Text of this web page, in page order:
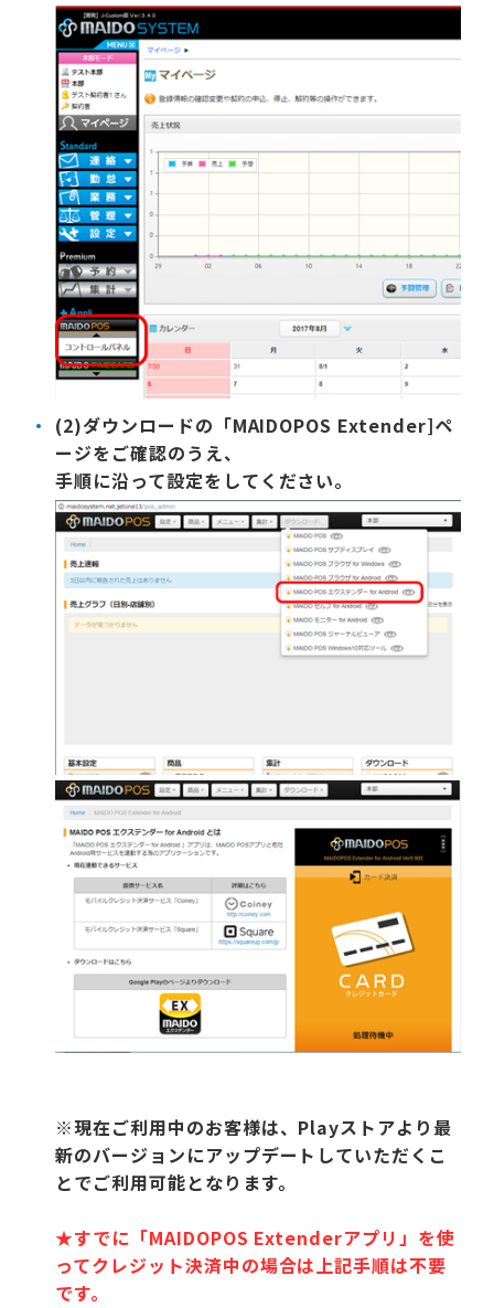
(2)ダウンロードの「MAIDOPOS Extender]ペ
ージをご確認のうえ、
手順に沿って設定をしてください。
※現在ご利用中のお客様は、Playストアより最
新のバージョンにアップデートしていただくこ
とでご利用可能となります。
★すでに「MAIDOPOS Extenderアプリ」を使
ってクレジット決済中の場合は上記手順は不要
です。